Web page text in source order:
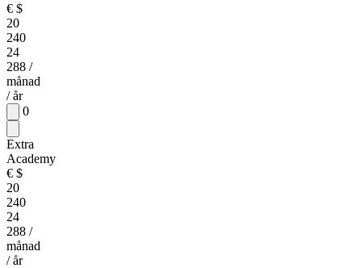
€ $
20
240
24
288 /
månad
/ år
0
Extra
Academy
€ $
20
240
24
288 /
månad
/ år